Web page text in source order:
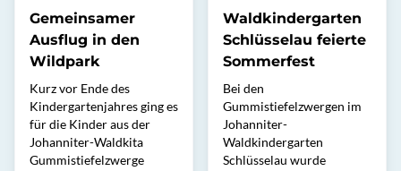
Gemeinsamer
Ausflug in den
Wildpark
Kurz vor Ende des
Kindergartenjahres ging es
für die Kinder aus der
Johanniter-Waldkita
Gummistiefelzwerge
Waldkindergarten
Schlüsselau feierte
Sommerfest
Bei den
Gummistiefelzwergen im
Johanniter-
Waldkindergarten
Schlüsselau wurde